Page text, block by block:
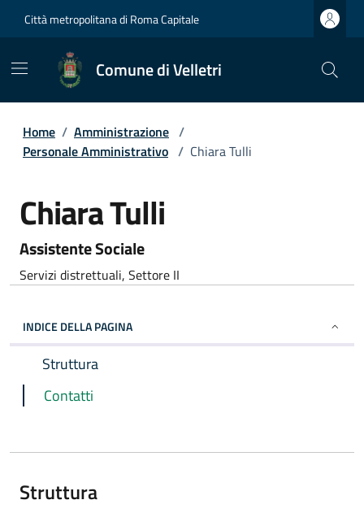
Città metropolitana di Roma Capitale
Comune di Velletri
Home / Amministrazione /
Personale Amministrativo / Chiara Tulli
Chiara Tulli
Assistente Sociale
Servizi distrettuali, Settore II
INDICE DELLA PAGINA
Struttura
Contatti
Struttura